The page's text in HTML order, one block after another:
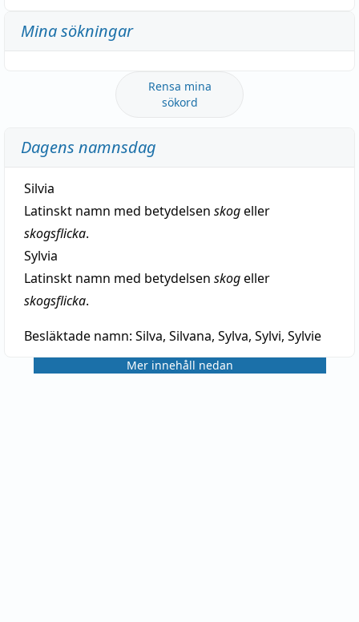
Mina sökningar
Rensa mina
sökord
Dagens namnsdag
Silvia
Latinskt namn med betydelsen skogeller
skogsflicka.
Sylvia
Latinskt namn med betydelsen skogeller
skogsflicka.
Besläktade namn: Silva, Silvana, Sylva, Sylvi, Sylvie
Mer innehåll nedan